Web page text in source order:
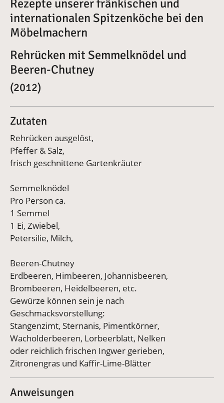
Rezepte unserer fränkischen und
internationalen Spitzenköche bei den
Möbelmachern
Rehrücken mit Semmelknödel und
Beeren-Chutney
(2012)
Zutaten
Rehrücken ausgelöst,
Pfeffer & Salz,
frisch geschnittene Gartenkräuter
Semmelknödel
Pro Person ca.
1 Semmel
1 Ei, Zwiebel,
Petersilie, Milch,
Beeren-Chutney
Erdbeeren, Himbeeren, Johannisbeeren,
Brombeeren, Heidelbeeren, etc.
Gewürze können sein je nach
Geschmacksvorstellung:
Stangenzimt, Sternanis, Pimentkörner,
Wacholderbeeren, Lorbeerblatt, Nelken
oder reichlich frischen Ingwer gerieben,
Zitronengras und Kaffir-Lime-Blätter
Anweisungen